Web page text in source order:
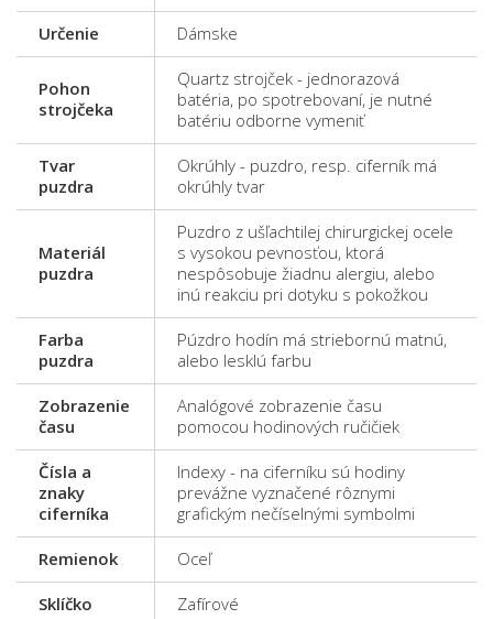
Určenie Dámske
Pohon
strojčeka
Quartz strojček - jednorazová
batéria, po spotrebovaní, je nutné
batériu odborne vymeniť
Tvar
puzdra
Okrúhly - puzdro, resp. ciferník má
okrúhly tvar
Materiál
puzdra
Puzdro z ušľachtilej chirurgickej ocele
s vysokou pevnosťou, ktorá
nespôsobuje žiadnu alergiu, alebo
inú reakciu pri dotyku s pokožkou
Farba
puzdra
Púzdro hodín má striebornú matnú,
alebo lesklú farbu
Zobrazenie
času
Analógové zobrazenie času
pomocou hodinových ručičiek
Čísla a
znaky
ciferníka
Indexy - na ciferníku sú hodiny
prevážne vyznačené rôznymi
grafickým nečíselnými symbolmi
Remienok Oceľ
Sklíčko Zafírové